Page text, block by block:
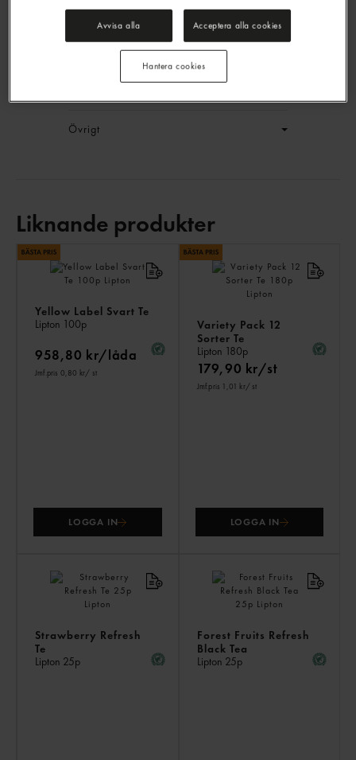
Generell produktinfo
Övrigt
Liknande produkter
Yellow Label Svart Te
Lipton 100p
958,80 kr/låda
Jmf.pris 0,80 kr/ st
LOGGA IN
Variety Pack 12
Sorter Te
Lipton 180p
179,90 kr/st
Jmf.pris 1,01 kr/ st
LOGGA IN
Strawberry Refresh
Te
Lipton 25p
Forest Fruits Refresh
Black Tea
Lipton 25p
Avvisa alla Acceptera alla cookies
Hantera cookies